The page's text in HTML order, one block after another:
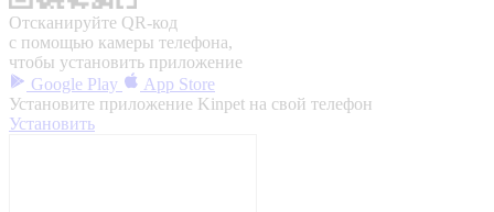
Отсканируйте QR-код
с помощью камеры телефона,
чтобы установить приложение
Google Play
App Store
Установите приложение Kinpet на свой телефон
Установить